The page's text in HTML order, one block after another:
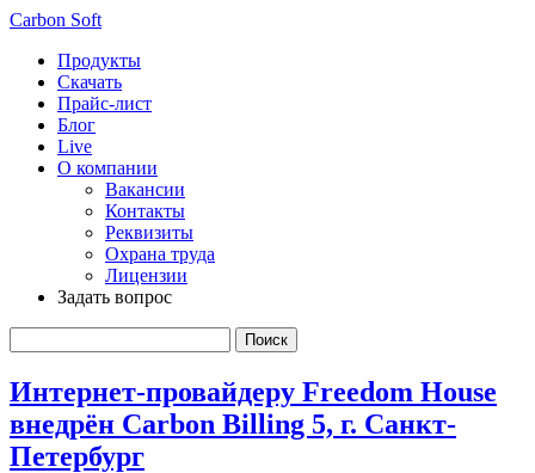
Carbon Soft
Продукты
Скачать
Прайс-лист
Блог
Live
О компании
Вакансии
Контакты
Реквизиты
Охрана труда
Лицензии
Задать вопрос
Интернет-провайдеру Freedom House
внедрён Carbon Billing 5, г. Санкт-
Петербург